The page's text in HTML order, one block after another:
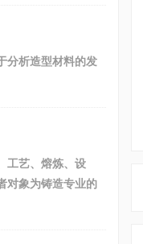
分析造型材料的发
工艺、熔炼、设
对象为铸造专业的